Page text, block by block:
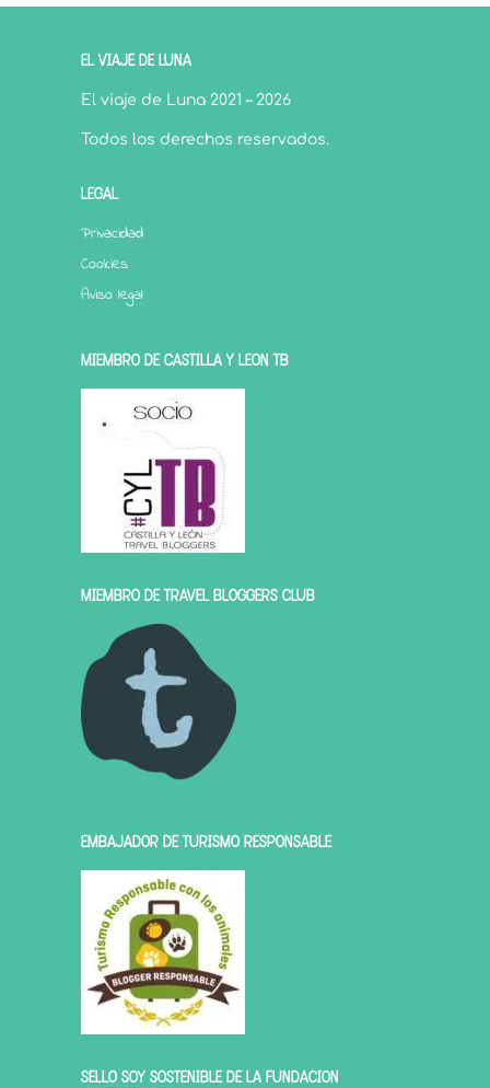
EL VIAJE DE LUNA
El viaje de Luna 2021 – 2026
Todos los derechos reservados.
LEGAL
Privacidad
Cookies
Aviso legal
MIEMBRO DE CASTILLA Y LEÓN TB
MIEMBRO DE TRAVEL BLOGGERS CLUB
EMBAJADOR DE TURISMO RESPONSABLE
SELLO SOY SOSTENIBLE DE LA FUNDACIÓN